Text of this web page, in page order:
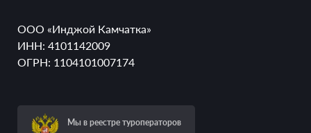
ООО «Инджой Камчатка»
ИНН: 4101142009
ОГРН: 1104101007174
Мы в реестре туроператоров